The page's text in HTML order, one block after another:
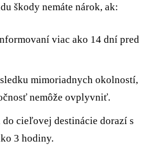
škody nemáte nárok, ak:
viac ako 14 dní pred
mimoriadnych okolností,
nemôže ovplyvniť.
do cieľovej destinácie dorazí s
3 hodiny.